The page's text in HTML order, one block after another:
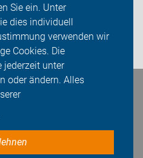
Sie ein. Unter
dies individuell
verwenden wir
Cookies. Die
jederzeit unter
oder ändern. Alles